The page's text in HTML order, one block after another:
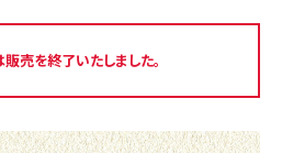
売を終了いたしました。